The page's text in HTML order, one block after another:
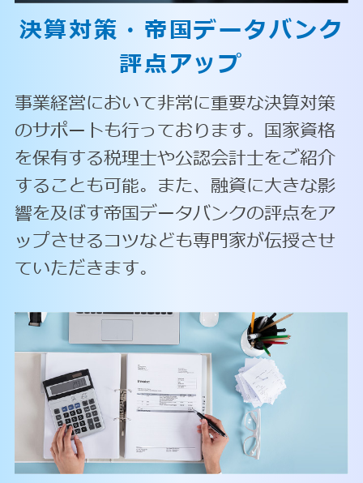
決算対策・ 帝国データバンク
評点アップ
事業経営において非常に重要な決算対策
のサポートも行っております。国家資格
を保有する税理士や公認会計士をご紹介
することも可能。また、融資に大きな影
響を及ぼす帝国データバンクの評点をア
ップさせるコツなども専門家が伝授させ
ていただきます。